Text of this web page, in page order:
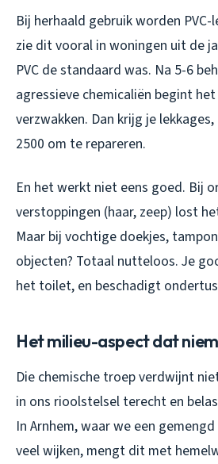
Bij herhaald gebruik worden
zie dit vooral in woningen uit de
PVC de standaard was. Na 5-6
agressieve chemicaliën begint
verzwakken. Dan krijg je
2500 om te repareren.
En het werkt niet eens goed. Bij
verstoppingen (haar, zeep) lost
Maar bij vochtige doekjes,
objecten? Totaal nutteloos. Je
het toilet, en beschadigt
Het milieu-aspect dat
Die chemische troep verdwijnt
in ons rioolstelsel terecht en
In Arnhem, waar we een
veel wijken, mengt dit met